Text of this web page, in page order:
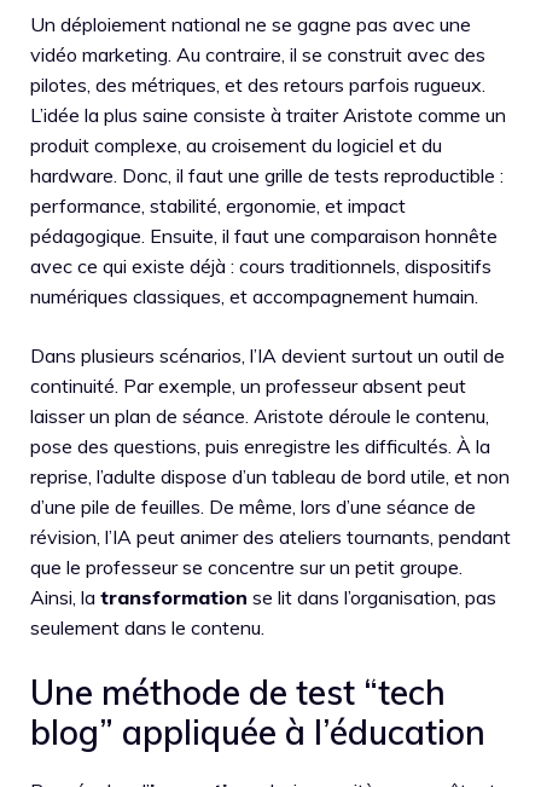
Un déploiement national ne se gagne pas avec une
vidéo marketing. Au contraire, il se construit avec des
pilotes, des métriques, et des retours parfois rugueux.
L’idée la plus saine consiste à traiter Aristote comme un
produit complexe, au croisement du logiciel et du
hardware. Donc, il faut une grille de tests reproductible :
performance, stabilité, ergonomie, et impact
pédagogique. Ensuite, il faut une comparaison honnête
avec ce qui existe déjà : cours traditionnels, dispositifs
numériques classiques, et accompagnement humain.
Dans plusieurs scénarios, l’IA devient surtout un outil de
continuité. Par exemple, un professeur absent peut
laisser un plan de séance. Aristote déroule le contenu,
pose des questions, puis enregistre les difficultés. À la
reprise, l’adulte dispose d’un tableau de bord utile, et non
d’une pile de feuilles. De même, lors d’une séance de
révision, l’IA peut animer des ateliers tournants, pendant
que le professeur se concentre sur un petit groupe.
Ainsi, la transformation se lit dans l’organisation, pas
seulement dans le contenu.
Une méthode de test “tech
blog” appliquée à l’éducation